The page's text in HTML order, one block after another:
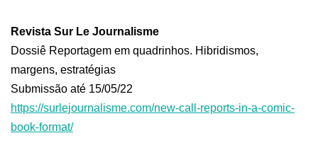
Revista Sur Le Journalisme
Dossiê Reportagem em quadrinhos. Hibridismos,
margens, estratégias
Submissão até 15/05/22
https://surlejournalisme.com/new-call-reports-in-a-comic-
book-format/